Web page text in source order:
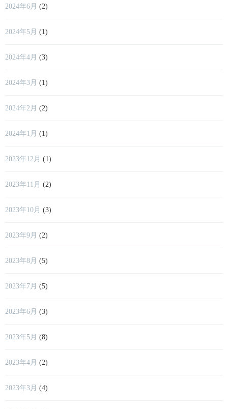
2024年6月 (2)
2024年5月 (1)
2024年4月 (3)
2024年3月 (1)
2024年2月 (2)
2024年1月 (1)
2023年12月 (1)
2023年11月 (2)
2023年10月 (3)
2023年9月 (2)
2023年8月 (5)
2023年7月 (5)
2023年6月 (3)
2023年5月 (8)
2023年4月 (2)
2023年3月 (4)